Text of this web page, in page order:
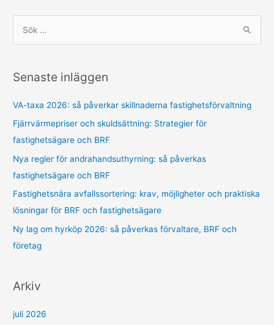
e
e
:
Senaste inläggen
VA-taxa 2026: så påverkar skillnaderna fastighetsförvaltning
Fjärrvärmepriser och skuldsättning: Strategier för
fastighetsägare och BRF
Nya regler för andrahandsuthyrning: så påverkas
fastighetsägare och BRF
Fastighetsnära avfallssortering: krav, möjligheter och praktiska
lösningar för BRF och fastighetsägare
Ny lag om hyrköp 2026: så påverkas förvaltare, BRF och
företag
Arkiv
juli 2026